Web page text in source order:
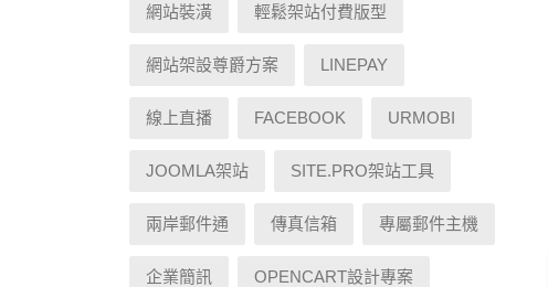
網站裝潢 輕鬆架站付費版型
網站架設尊爵方案 LINEPAY
線上直播 FACEBOOK URMOBI
JOOMLA架站 SITE.PRO架站工具
兩岸郵件通 傳真信箱 專屬郵件主機
企業簡訊 OPENCART設計專案